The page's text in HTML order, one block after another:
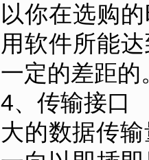
以你在选购
用软件所能
一定的差距的
4、传输接口
大的数据传